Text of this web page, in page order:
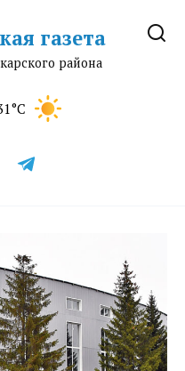
газета
района